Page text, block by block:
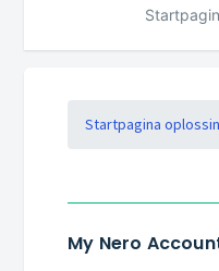
Startpagina
My Nero